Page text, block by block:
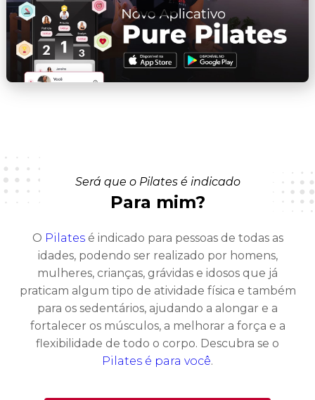
Será que o Pilates é indicado
Para mim?
O Pilatesé indicado para pessoas de todas as
idades, podendo ser realizado por homens,
mulheres, crianças, grávidas e idosos que já
praticam algum tipo de atividade física e também
para os sedentários, ajudando a alongar e a
fortalecer os músculos, a melhorar a força e a
flexibilidade de todo o corpo. Descubra se o
Pilates é para você.